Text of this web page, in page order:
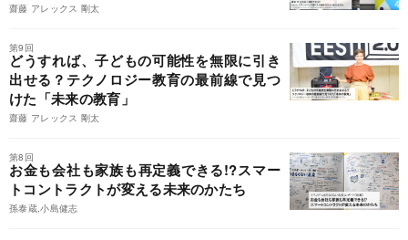
齋藤 アレックス 剛太
第9回
どうすれば、子どもの可能性を無限に引き
出せる？テクノロジー教育の最前線で見つ
けた「未来の教育」
齋藤 アレックス 剛太
第8回
お金も会社も家族も再定義できる!?スマー
トコントラクトが変える未来のかたち
孫泰蔵,小島健志